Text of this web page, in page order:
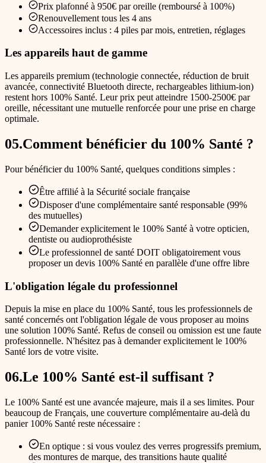
Prix plafonné à 950€ par oreille (remboursé à 100%)
Renouvellement tous les 4 ans
Accessoires inclus : 4 piles par mois, entretien, réglages
Les appareils haut de gamme
Les appareils premium (technologie connectée, réduction de bruit
avancée, connectivité Bluetooth directe, rechargeables lithium-ion)
restent hors 100% Santé. Leur prix peut atteindre 1500-2500€ par
oreille, nécessitant une mutuelle renforcée pour une prise en charge
optimale.
05.Comment bénéficier du 100% Santé ?
Pour bénéficier du 100% Santé, quelques conditions simples :
Être affilié à la Sécurité sociale française
Disposer d'une complémentaire santé responsable (99%
des mutuelles)
Demander explicitement le 100% Santé à votre opticien,
dentiste ou audioprothésiste
Le professionnel de santé DOIT obligatoirement vous
proposer un devis 100% Santé en parallèle d'une offre libre
L'obligation légale du professionnel
Depuis la mise en place du 100% Santé, tous les professionnels de
santé concernés ont l'obligation légale de vous proposer au moins
une solution 100% Santé. Refus de conseil ou omission est une faute
professionnelle. N'hésitez pas à demander explicitement le 100%
Santé lors de votre visite.
06.Le 100% Santé est-il suffisant ?
Le 100% Santé est une avancée majeure, mais il a ses limites. Pour
beaucoup de Français, une couverture complémentaire au-delà du
panier 100% Santé reste nécessaire :
En optique : si vous voulez des verres progressifs premium,
des montures de marque, des transitions haute qualité